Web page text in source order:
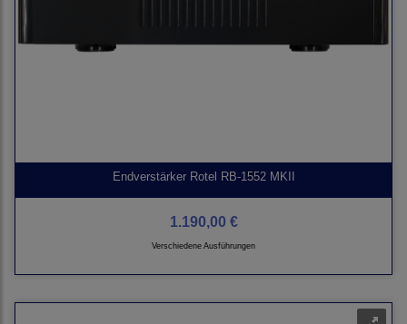
Endverstärker Rotel RB-1552 MKII
1.190,00 €
Verschiedene Ausführungen